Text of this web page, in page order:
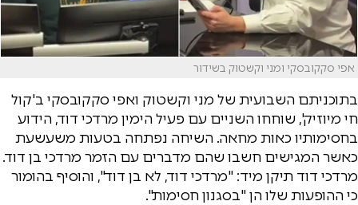
אפי סקקובסקי ומני וקשטוק בשידור
בתוכניתם השבועית של מני וקשטוק ואפי סקקובסקי ב'קול
חי מיוזיק', שוחחו השניים עם פעיל הימין מרדכי דוד, הידוע
בחסימותיו כאות מחאה. השיחה נפתחה בטעות משעשעת
כאשר המגישים חשבו שהם מדברים עם הזמר מרדכי בן דוד.
מרדכי דוד תיקן מיד: "מרדכי דוד, לא בן דוד", והוסיף בהומור
כי ההופעות שלו הן "בסגנון חסימות".